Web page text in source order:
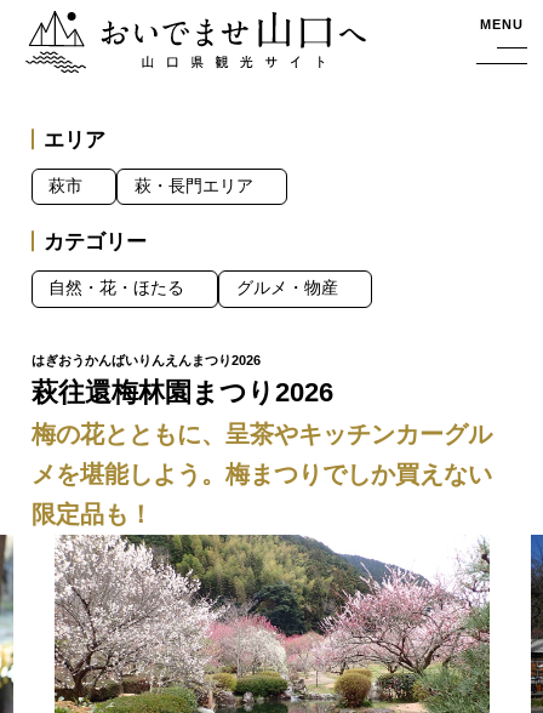
おいでませ山口へー山口県観光サイト MENU
萩往還梅林園まつり2026
梅の花とともに、呈茶やキッチンカーグル
メを堪能しよう。梅まつりでしか買えない
限定品も！
エリア
萩市 萩・長門エリア
カテゴリー
自然・花・ほたる グルメ・物産